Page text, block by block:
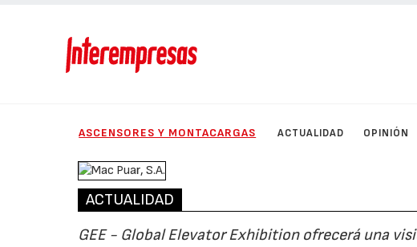
ASCENSORES Y MONTACARGAS ACTUALIDAD OPINIÓN
ACTUALIDAD
GEE - Global Elevator Exhibition ofrecerá una